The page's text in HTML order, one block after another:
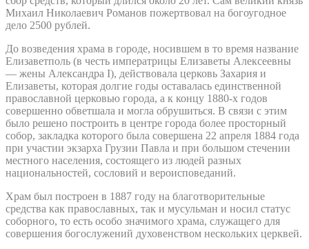
Михаил Николаевич Романов пожертвовал на богоугодное
дело 2500 рублей.
До возведения храма в городе, носившем в то время название
Елизаветполь (в честь императрицы Елизаветы Алексеевны
— жены Александра I), действовала церковь Захария и
Елизаветы, которая долгие годы оставалась единственной
православной церковью города, а к концу 1880-х годов
совершенно обветшала и могла обрушиться. В связи с этим
было решено построить в центре города более просторный
собор, закладка которого была совершена 22 апреля 1884 года
при участии экзарха Грузии Павла и при большом стечении
местного населения, состоящего из людей разных
национальностей, сословий и вероисповеданий.
Храм был построен в 1887 году на благотворительные
средства как православных, так и мусульман и носил статус
соборного, то есть особо значимого храма, служащего для
совершения богослужений духовенством нескольких церквей.